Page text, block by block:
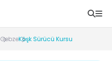
GebzeKöşk Sürücü Kursu